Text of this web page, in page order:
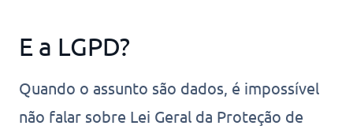
E a LGPD?
Quando o assunto são dados, é impossível
não falar sobre Lei Geral da Proteção de